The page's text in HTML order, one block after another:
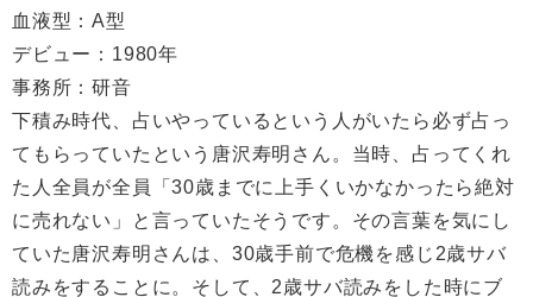
血液型： A型
デビュー： 1980年
事務所：研音
下積み時代、占いやっているという人がいたら必ず占っ
てもらっていたという唐沢寿明さん。当時、占ってくれ
た人全員が全員「30歳までに上手くいかなかったら絶対
に売れない」と言っていたそうです。その言葉を気にし
ていた唐沢寿明さんは、 30歳手前で危機を感じ 2歳サバ
読みをすることに。そして、 2歳サバ読みをした時にブ